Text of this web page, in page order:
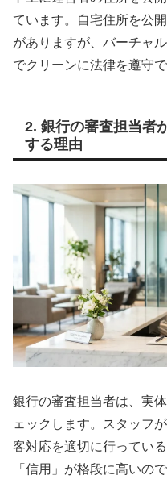
ています。自宅住所を公
がありますが、バーチャ
でクリーンに法律を遵守で
2. 銀行の審査担当者
する理由
銀行の審査担当者は、実
ェックします。スタッフ
客対応を適切に行ってい
「信用」が格段に高いので